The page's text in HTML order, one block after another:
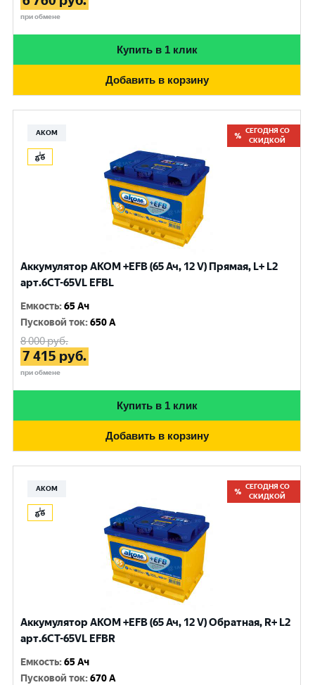
при обмене
Купить в 1 клик
Добавить в корзину
АКОМ
СЕГОДНЯ СО
СКИДКОЙ
Аккумулятор AKOM +EFB (65 Ач, 12 V) Прямая, L+ L2
арт.6СТ-65VL EFBL
Емкость:65 Ач
Пусковой ток:650 A
8 000руб.
7 415 руб.
при обмене
Купить в 1 клик
Добавить в корзину
АКОМ
СЕГОДНЯ СО
СКИДКОЙ
Аккумулятор AKOM +EFB (65 Ач, 12 V) Обратная, R+ L2
арт.6CT-65VL EFBR
Емкость:65 Ач
Пусковой ток:670 A